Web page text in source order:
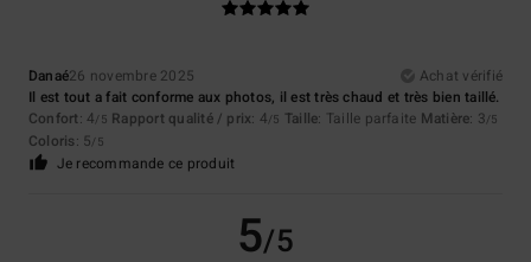
Danaé26 novembre 2025
Achat vérifié
Il est tout a fait conforme aux photos, il est très chaud et très bien taillé.
Confort: 4/5 Rapport qualité / prix: 4/5 Taille: Taille parfaite Matière: 3/5
Coloris: 5/5
Je recommande ce produit
5/5